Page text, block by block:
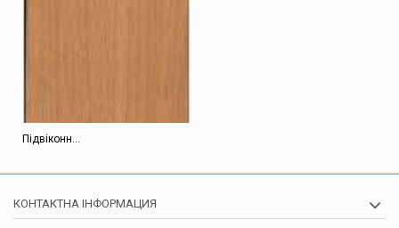
Підвіконн...
КОНТАКТНА ІНФОРМАЦИЯ